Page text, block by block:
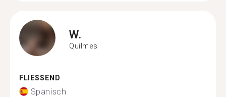
W.
Quilmes
FLIESSEND
Spanisch